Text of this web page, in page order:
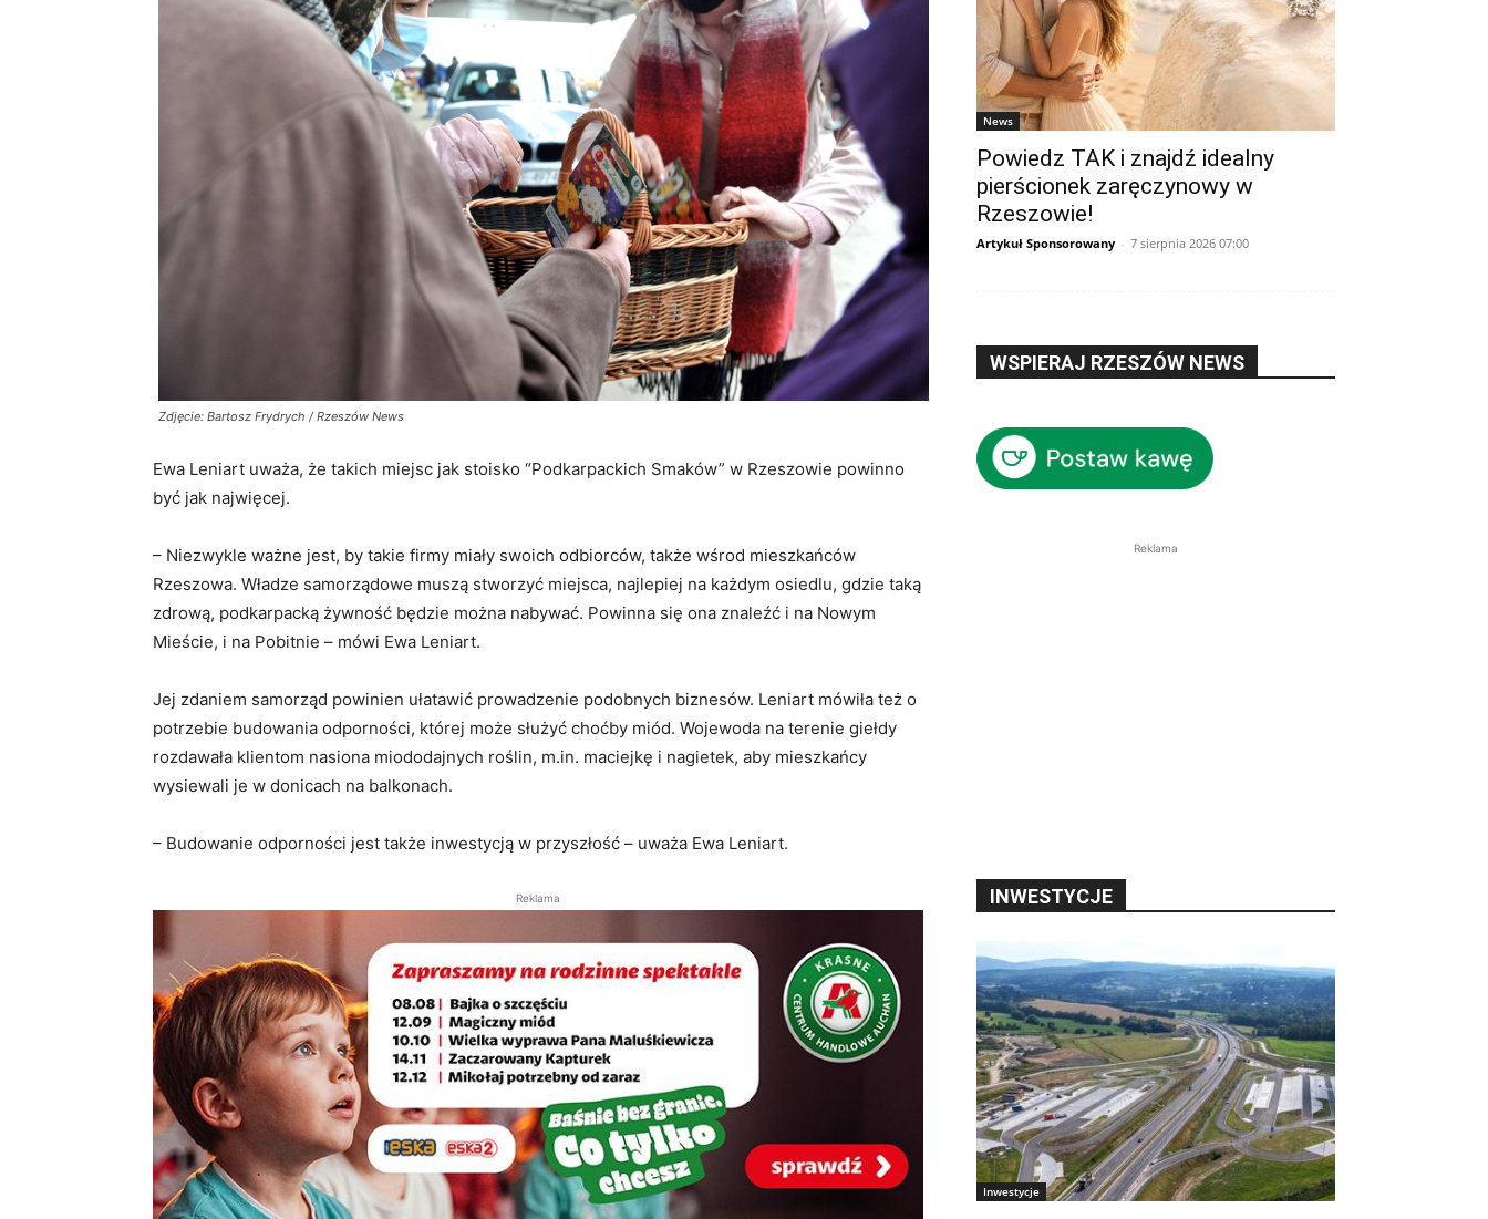
Zdjęcie: Bartosz Frydrych / Rzeszów News
Ewa Leniart uważa, że takich miejsc jak stoisko “Podkarpackich Smaków” w Rzeszowie powinno
być jak najwięcej.
– Niezwykle ważne jest, by takie firmy miały swoich odbiorców, także wśrod mieszkańców
Rzeszowa. Władze samorządowe muszą stworzyć miejsca, najlepiej na każdym osiedlu, gdzie taką
zdrową, podkarpacką żywność będzie można nabywać. Powinna się ona znaleźć i na Nowym
Mieście, i na Pobitnie – mówi Ewa Leniart.
Jej zdaniem samorząd powinien ułatawić prowadzenie podobnych biznesów. Leniart mówiła też o
potrzebie budowania odporności, której może służyć choćby miód. Wojewoda na terenie giełdy
rozdawała klientom nasiona miododajnych roślin, m.in. maciejkę i nagietek, aby mieszkańcy
wysiewali je w donicach na balkonach.
– Budowanie odporności jest także inwestycją w przyszłość – uważa Ewa Leniart.
Reklama
News
Powiedz TAK i znajdź idealny
pierścionek zaręczynowy w
Rzeszowie!
Artykuł Sponsorowany - 7 sierpnia 2026 07:00
WSPIERAJ RZESZÓW NEWS
Reklama
INWESTYCJE
Inwestycje